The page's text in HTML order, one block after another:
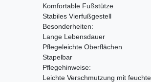
Komfortable Fußstütze
Stabiles Vierfußgestell
Besonderheiten:
Lange Lebensdauer
Pflegeleichte Oberflächen
Stapelbar
Pflegehinweise:
Leichte Verschmutzung mit